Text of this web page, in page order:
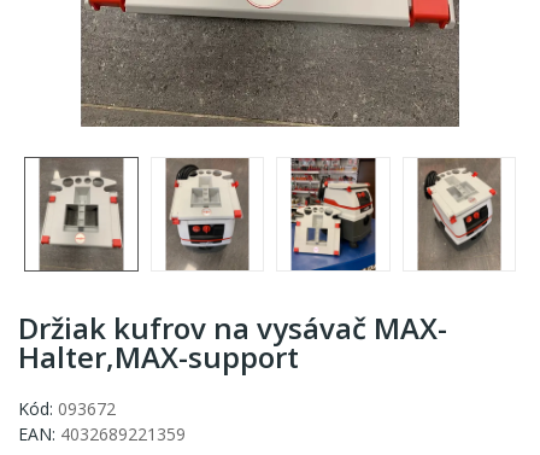
Držiak kufrov na vysávač MAX-
Halter,MAX-support
Kód: 093672
EAN: 4032689221359